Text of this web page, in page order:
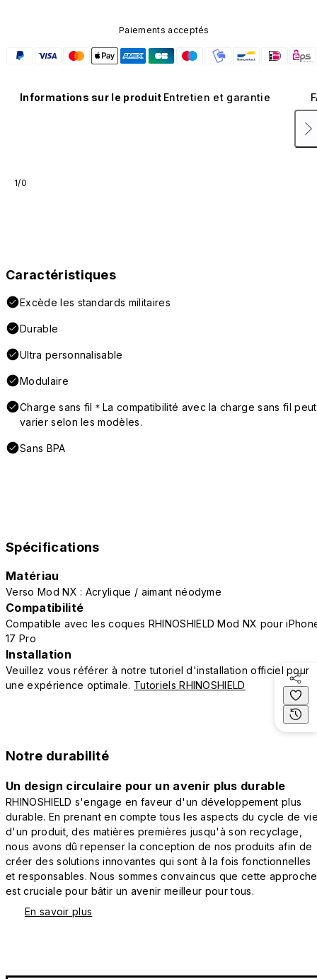
Paiements acceptés
Informations sur le produit Entretien et garantie
1/0
Caractéristiques
Excède les standards militaires
Durable
Ultra personnalisable
Modulaire
Charge sans fil＊La compatibilité avec la charge sans fil peut
varier selon les modèles.
Sans BPA
Spécifications
Matériau
Verso Mod NX : Acrylique / aimant néodyme
Compatibilité
Compatible avec les coques RHINOSHIELD Mod NX pour
17 Pro
Installation
Veuillez vous référer à notre tutoriel d'installation officiel pour
une expérience optimale. Tutoriels RHINOSHIELD
Notre durabilité
Un design circulaire pour un avenir plus durable
RHINOSHIELD s'engage en faveur d'un développement plus
durable. En prenant en compte tous les aspects du cycle de
d'un produit, des matières premières jusqu'à son recyclage,
nous avons dû repenser la conception de nos produits afin de
créer des solutions innovantes qui sont à la fois fonctionnelles
et responsables. Nous sommes convaincus que cette approche
est cruciale pour bâtir un avenir meilleur pour tous.
En savoir plus